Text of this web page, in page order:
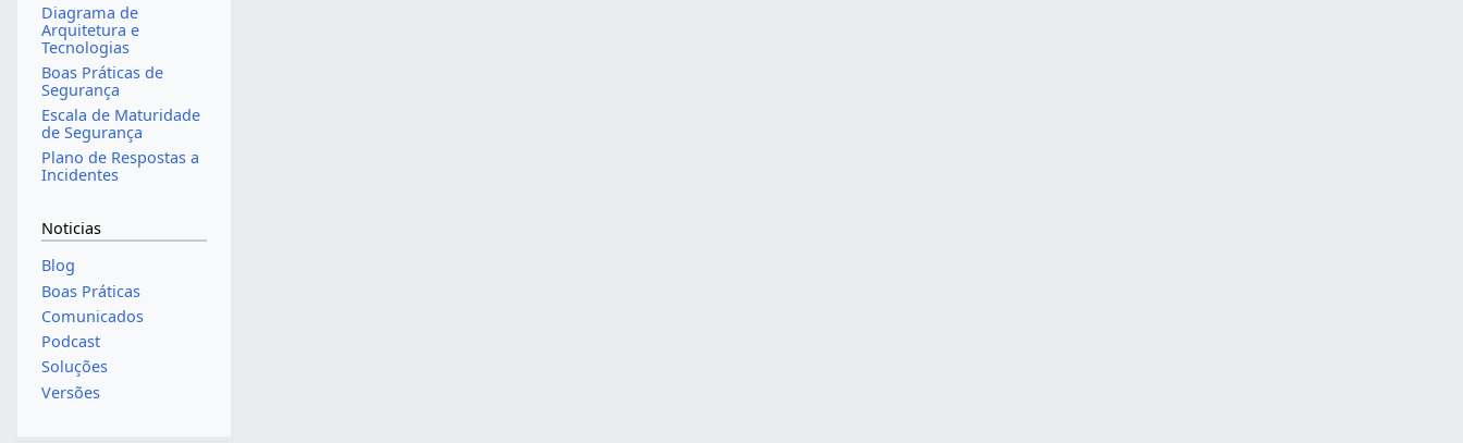
Diagrama de
Arquitetura e
Tecnologias
Boas Práticas de
Segurança
Escala de Maturidade
de Segurança
Plano de Respostas a
Incidentes
Noticias
Blog
Boas Práticas
Comunicados
Podcast
Soluções
Versões